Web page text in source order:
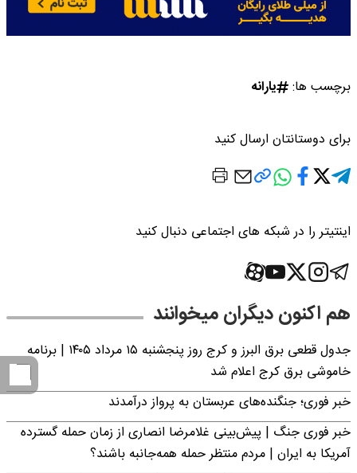
برچسب ها: یارانه
برای دوستانتان ارسال کنید
اینتیتر را در شبکه های اجتماعی دنبال کنید
هم اکنون دیگران میخوانند
جدول قطعی برق البرز و کرج روز پنجشنبه ۱۵ مرداد ۱۴۰۵ | برنامه
خاموشی برق کرج اعلام شد
خبر فوری؛ جنگنده‌های عربستان به پرواز درآمدند
خبر فوری جنگ | پیش‌بینی غلامرضا انصاری از زمان حمله گسترده
آمریکا به ایران | مردم منتظر حمله همه‌جانبه باشند؟